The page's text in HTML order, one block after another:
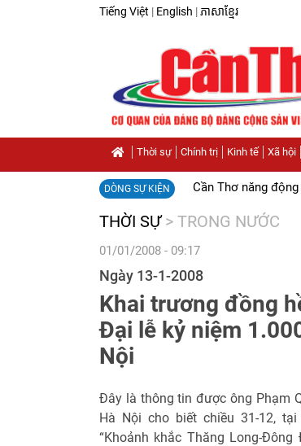
Tiếng Việt | English | ភាសាខ្មែរ
Thời sự Chính trị Kinh tế Xã hội
DÒNG SỰ KIỆN Cần Thơ năng
THỜI SỰ > TRONG NƯỚC
01/01/2008 - 09:17
Ngày 13-1-2008
Khai trương đồng
Đại lễ kỷ niệm
Nội
Đây là thông tin được ông Phạm
Hà Nội cho biết chiều 31-12,
“Khoảnh khắc Thăng Long-